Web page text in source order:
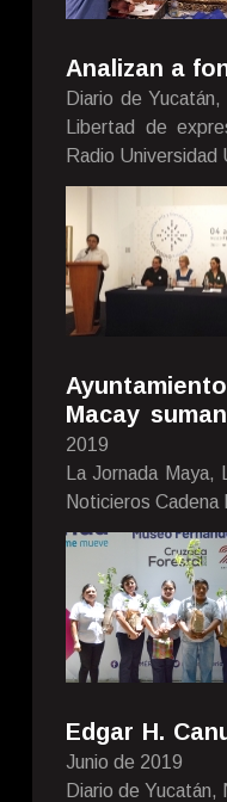
Analizan a
Diario de
Libertad de
Radio Universidad
Macay
2019
La Jornada
Noticieros Cadena
Edgar H.
Junio de 2019
Diario de Yucatán,